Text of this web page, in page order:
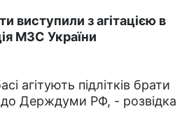
виступили з агітацією в
МЗС України
агітують підлітків брати
Держдуми РФ, - розвідка